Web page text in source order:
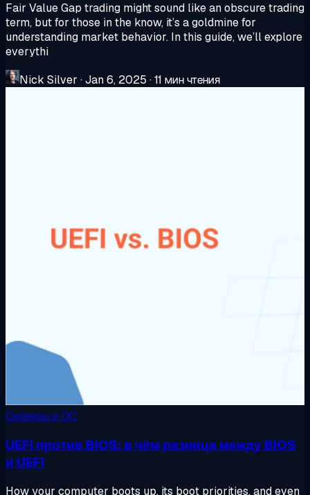
Fair Value Gap trading might sound like an obscure trading
term, but for those in the know, it’s a goldmine for
understanding market behavior. In this guide, we’ll explore
everythi
Nick Silver ·Jan 6, 2025 ·11 мин чтения
Серверы и ОС
UEFI против BIOS: в чём разница между BIOS
и UEFI
How your computer boots up, its boot priorities, and even